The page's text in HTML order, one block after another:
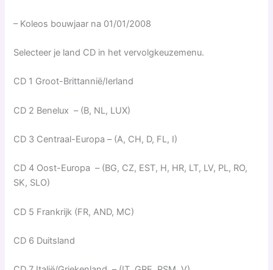
– Koleos bouwjaar na 01/01/2008
Selecteer je land CD in het vervolgkeuzemenu.
CD 1 Groot-Brittannië/Ierland
CD 2 Benelux – (B, NL, LUX)
CD 3 Centraal-Europa – (A, CH, D, FL, I)
CD 4 Oost-Europa – (BG, CZ, EST, H, HR, LT, LV, PL, RO,
SK, SLO)
CD 5 Frankrijk (FR, AND, MC)
CD 6 Duitsland